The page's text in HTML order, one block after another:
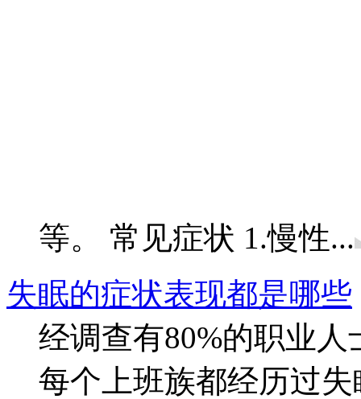
等。 常见症状 1.慢性...
失眠的症状表现都是哪些
经调查有80%的职业
每个上班族都经历过